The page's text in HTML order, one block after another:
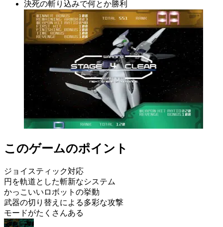
決死の斬り込みで何とか勝利
このゲームのポイント
ジョイスティック対応
円を軌道とした斬新なシステム
かっこいいロボットの挙動
武器の切り替えによる多彩な攻撃
モードがたくさんある